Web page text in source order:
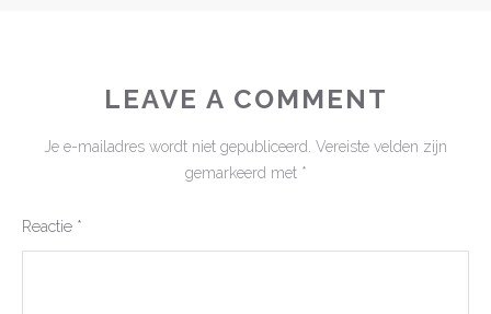
LEAVE A COMMENT
Je e-mailadres wordt niet gepubliceerd. Vereiste velden zijn
gemarkeerd met *
Reactie *